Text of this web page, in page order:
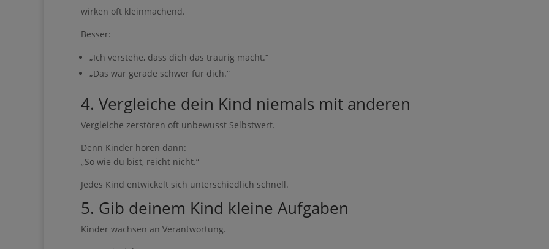
wirken oft kleinmachend.
Besser:
„Ich verstehe, dass dich das traurig macht.“
„Das war gerade schwer für dich.“
4. Vergleiche dein Kind niemals mit anderen
Vergleiche zerstören oft unbewusst Selbstwert.
Denn Kinder hören dann:
„So wie du bist, reicht nicht.“
Jedes Kind entwickelt sich unterschiedlich schnell.
5. Gib deinem Kind kleine Aufgaben
Kinder wachsen an Verantwortung.